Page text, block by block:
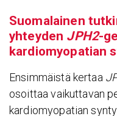
Suoma­lainen
yhteyden JPH2-
kardio­my­opa­tian
Ensimmäistä kertaa
osoittaa vaikuttavan
kardiomyopatian